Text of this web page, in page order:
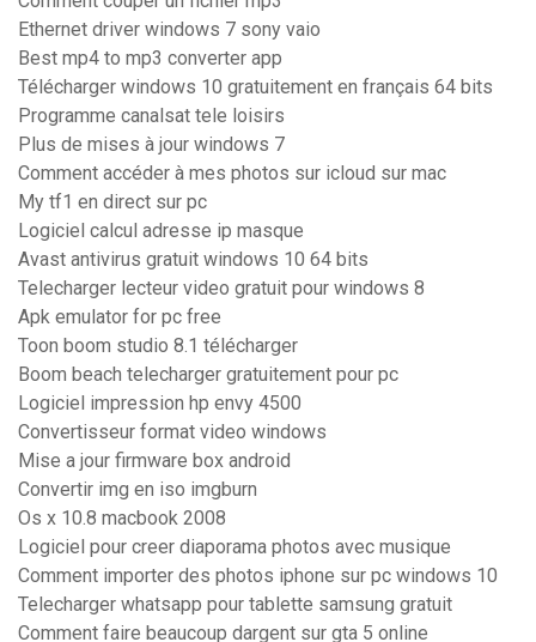
Ethernet driver windows 7 sony vaio
Best mp4 to mp3 converter app
Télécharger windows 10 gratuitement en français 64 bits
Programme canalsat tele loisirs
Plus de mises à jour windows 7
Comment accéder à mes photos sur icloud sur mac
My tf1 en direct sur pc
Logiciel calcul adresse ip masque
Avast antivirus gratuit windows 10 64 bits
Telecharger lecteur video gratuit pour windows 8
Apk emulator for pc free
Toon boom studio 8.1 télécharger
Boom beach telecharger gratuitement pour pc
Logiciel impression hp envy 4500
Convertisseur format video windows
Mise a jour firmware box android
Convertir img en iso imgburn
Os x 10.8 macbook 2008
Logiciel pour creer diaporama photos avec musique
Comment importer des photos iphone sur pc windows 10
Telecharger whatsapp pour tablette samsung gratuit
Comment faire beaucoup dargent sur gta 5 online